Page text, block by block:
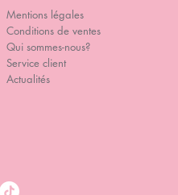
Mentions légales
Conditions de ventes
Qui sommes-nous?
Service client
Actualités